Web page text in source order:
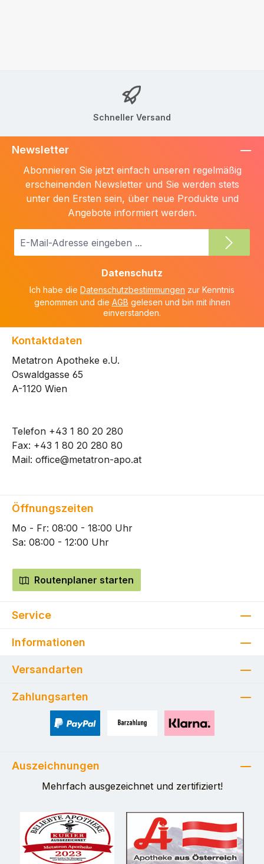
Schneller Versand
Newsletter
Abonnieren Sie jetzt einfach unseren regelmäßig
erscheinenden Newsletter und Sie werden stets
unter den Ersten sein, über neue Produkte und
Angebote informiert werden.
E-
Datenschutz
Ich habe die Datenschutzbestimmungen zur Kenntnis
genommen und die AGB gelesen und bin mit ihnen
einverstanden.
Kontaktdaten
Metatron Apotheke e.U.
Oswaldgasse 65
A-1120 Wien
Telefon +43 1 80 20 280
Fax: +43 1 80 20 280 80
Mail: office@metatron-apo.at
Öffnungszeiten
Mo - Fr: 08:00 - 18:00 Uhr
Sa: 08:00 - 12:00 Uhr
Routenplaner starten
Service
Informationen
Versandarten
Zahlungsarten
Auszeichnungen
Mehrfach ausgezeichnet und zertifiziert!